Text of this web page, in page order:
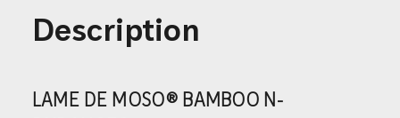
Description
LAME DE MOSO® BAMBOO N-